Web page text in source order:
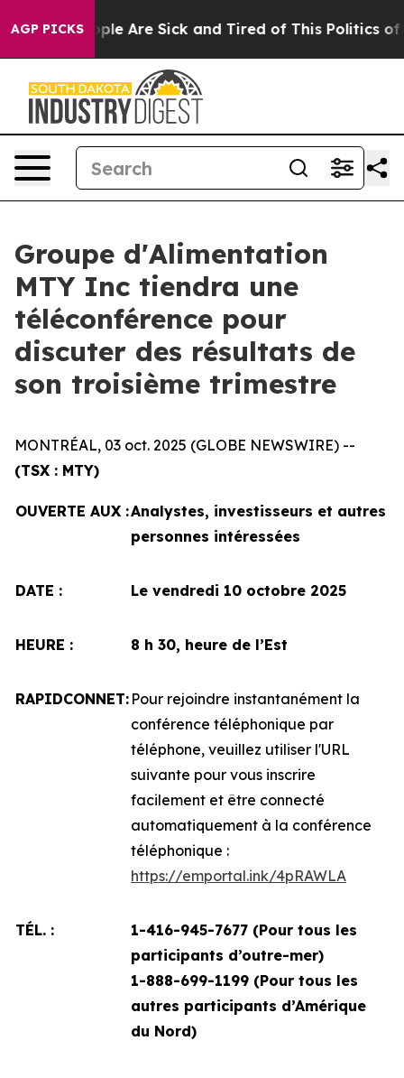
AGP PICKS“People Are Sick and Tired of This Politics of
Groupe d'Alimentation
MTY Inc tiendra une
téléconférence pour
discuter des résultats de
son troisième trimestre
MONTRÉAL, 03 oct. 2025 (GLOBE NEWSWIRE) --
(TSX : MTY)
OUVERTE AUX :Analystes, investisseurs et autres
personnes intéressées
DATE : Le vendredi 10 octobre 2025
HEURE : 8 h 30, heure de l’Est
RAPIDCONNET: Pour rejoindre instantanément la
conférence téléphonique par
téléphone, veuillez utiliser l'URL
suivante pour vous inscrire
facilement et être connecté
automatiquement à la conférence
téléphonique :
https://emportal.ink/4pRAWLA
TÉL. :
1-416-945-7677 (Pour tous les
participants d’outre-mer)
1-888-699-1199 (Pour tous les
autres participants d’Amérique
du Nord)